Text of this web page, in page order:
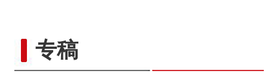
专稿